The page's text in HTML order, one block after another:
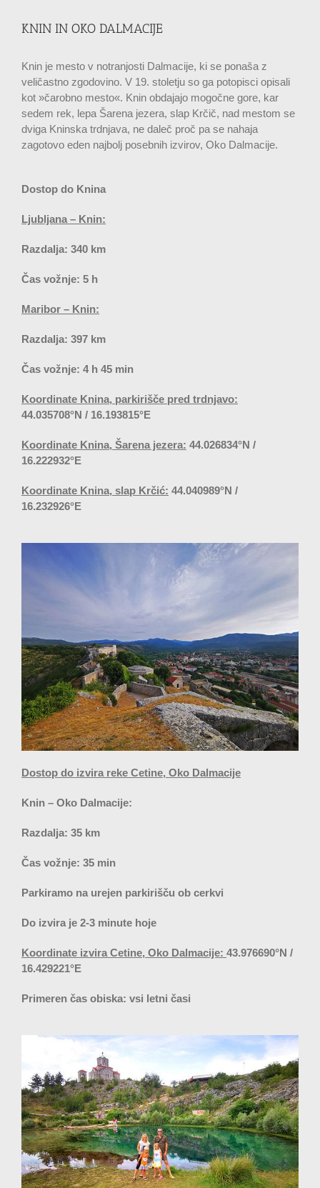
KNIN IN OKO DALMACIJE
Knin je mesto v notranjosti Dalmacije, ki se ponaša z
veličastno zgodovino. V 19. stoletju so ga potopisci opisali
kot »čarobno mesto«. Knin obdajajo mogočne gore, kar
sedem rek, lepa Šarena jezera, slap Krčič, nad mestom se
dviga Kninska trdnjava, ne daleč proč pa se nahaja
zagotovo eden najbolj posebnih izvirov, Oko Dalmacije.
Dostop do Knina
Ljubljana – Knin:
Razdalja: 340 km
Čas vožnje: 5 h
Maribor – Knin:
Razdalja: 397 km
Čas vožnje: 4 h 45 min
Koordinate Knina, parkirišče pred trdnjavo:
44.035708°N / 16.193815°E
Koordinate Knina, Šarena jezera: 44.026834°N /
16.222932°E
Koordinate Knina, slap Krčić: 44.040989°N /
16.232926°E
Dostop do izvira reke Cetine, Oko Dalmacije
Knin – Oko Dalmacije:
Razdalja: 35 km
Čas vožnje: 35 min
Parkiramo na urejen parkirišču ob cerkvi
Do izvira je 2-3 minute hoje
Koordinate izvira Cetine, Oko Dalmacije: 43.976690°N /
16.429221°E
Primeren čas obiska: vsi letni časi